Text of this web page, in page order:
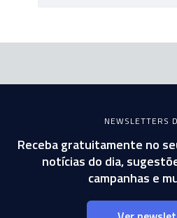
NEWSLETTERS
Receba gratuitamente no
notícias do dia,
campanhas e